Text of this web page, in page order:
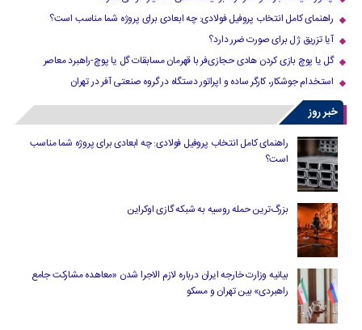
راهنمای کامل انتخاب پروفیل فولادی: چه ابعادی برای پروژه شما مناسب است؟
آیا تزریق ژل برای صورت ضرر دارد​؟
گل یا پوچ بازی کردن هادی حجازی‌فر با قهرمان مسابقات گل یا پوچ-راهبرد معاصر
استخدام جوشکار، کارگر ساده و اپراتور دستگاه در گروه صنعتی آفر در تهران
خبر روز
راهنمای کامل انتخاب پروفیل فولادی: چه ابعادی برای پروژه شما مناسب
است؟
بزرگ‌ترین حمله روسیه به شبکه گازی اوکراین
بیانیه وزارت خارجه ایران درباره لازم‌ الاجرا شدن «معاهده مشارکت جامع
راهبردی» بین تهران و مسکو